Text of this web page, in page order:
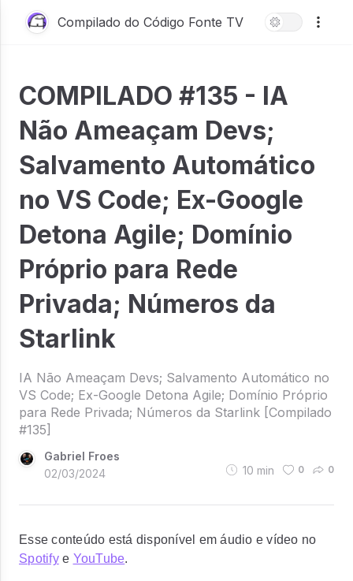
Compilado do Código Fonte TV
COMPILADO #135 - IA
Não Ameaçam Devs;
Salvamento Automático
no VS Code; Ex-Google
Detona Agile; Domínio
Próprio para Rede
Privada; Números da
Starlink
IA Não Ameaçam Devs; Salvamento Automático no
VS Code; Ex-Google Detona Agile; Domínio Próprio
para Rede Privada; Números da Starlink [Compilado
#135]
Gabriel Froes
02/03/2024
10 min 0 0
Esse conteúdo está disponível em áudio e vídeo no
Spotifye YouTube.